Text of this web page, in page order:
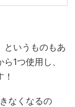
というものもあ
1つ使用し、
なくなるの